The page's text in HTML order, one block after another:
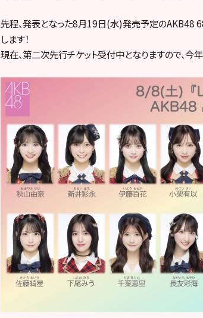
先程、発表となった8月19日(水)発売予定のAKB48
します！
現在、第二次先行チケット受付中となりますので、今